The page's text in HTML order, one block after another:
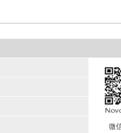
微